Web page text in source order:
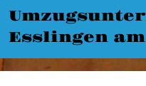
Esslingen